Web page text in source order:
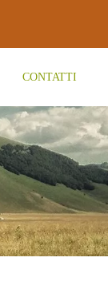
CONTATTI